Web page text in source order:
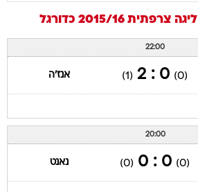
ליגה צרפתית 2015/16 כדורגל
22:00
(0)
0 : 2
(1) אנז'ה
20:00
(0)
0 : 0
(0) נאנט